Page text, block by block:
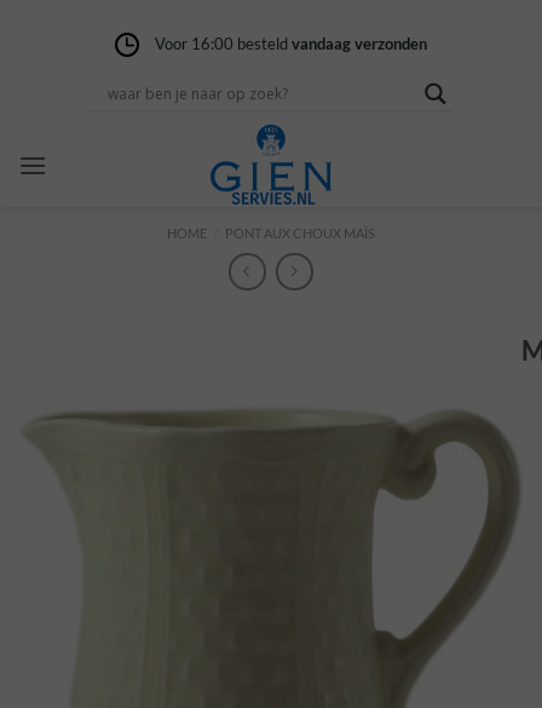
Gratis verzendingvanaf 100,-
Voor 16:00 besteld vandaag verzonden
14 dagen niet goedgeld terug
HOME PONT AUX CHOUX MAÏS